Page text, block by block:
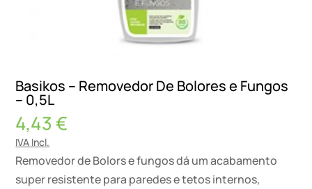
Basikos – Removedor De Bolores e Fungos
– 0,5L
4,43€
IVA Incl.
Removedor de Bolors e fungos dá um acabamento
super resistente para paredes e tetos internos,